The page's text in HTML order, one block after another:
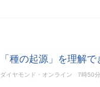
「種の起源」を理解
ダイヤモンド・オンライン 7時50分